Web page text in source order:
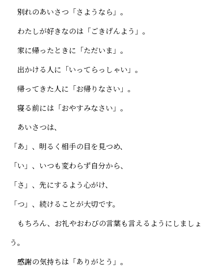
別れのあいさつ「さようなら」。
わたしが好きなのは「ごきげんよう」。
家に帰ったときに「ただいま」。
出かける人に「いってらっしゃい」。
帰ってきた人に「お帰りなさい」。
寝る前には「おやすみなさい」。
あいさつは、
「あ」、明るく相手の目を見つめ、
「い」、いつも変わらず自分から、
「さ」、先にするよう心がけ、
「つ」、続けることが大切です。
もちろん、お礼やおわびの言葉も言えるようにしましょ
う。
感謝の気持ちは「ありがとう」。